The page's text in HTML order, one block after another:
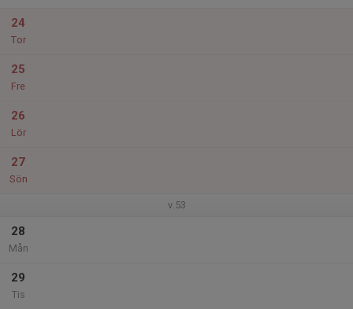
24
Tor
25
Fre
26
Lör
27
Sön
v.53
28
Mån
29
Tis